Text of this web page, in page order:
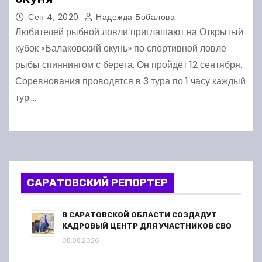
Сен 4, 2020 Надежда Бобалова
Любителей рыбной ловли приглашают на Открытый
кубок «Балаковский окунь» по спортивной ловле
рыбы спиннингом с берега. Он пройдёт 12 сентября.
Соревнования проводятся в 3 тура по 1 часу каждый
тур.…
САРАТОВСКИЙ РЕПОРТЕР
В САРАТОВСКОЙ ОБЛАСТИ СОЗДАДУТ
КАДРОВЫЙ ЦЕНТР ДЛЯ УЧАСТНИКОВ СВО
05.08.2026